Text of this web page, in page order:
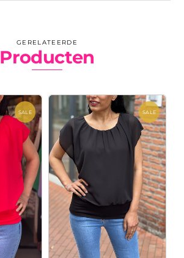
GERELATEERDE
Producten
SALE SALE